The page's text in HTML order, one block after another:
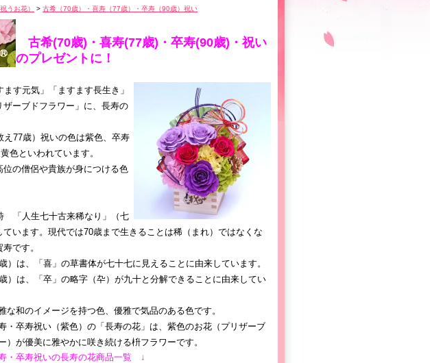
うお花） > 古希（70歳）・喜寿（77歳）・卒寿（90歳）祝い
古希(70歳)・喜寿(77歳)・卒寿(90歳)・祝い
のプレゼントに！
す元気」「ますます長生き」
ーブドフラワー」に、長寿の
77歳）祝いの色は紫色、卒寿
色といわれています。
の僧侶や貴族が身につける色
「人生七十古来稀なり」（七
います。現代では70歳まで生きることは稀（まれ）ではなくな
です。
）は、「喜」の草書体が七十七に見えることに由来しています。
）は、「卒」の略字（卆）が九十と分解できることに由来してい
な和のイメージを持つ色、優雅で気品のある色です。
・卒寿祝い（紫色）の「長寿の花」は、紫色のお花（プリザーブ
）が優美に雅やかに咲き続ける枡フラワーです。
・卒寿祝いの長寿の花商品一覧 ↓